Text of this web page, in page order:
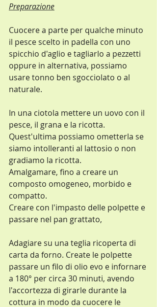
Preparazione
Cuocere a parte per qualche minuto
il pesce scelto in padella con uno
spicchio d'aglio e tagliarlo a pezzetti
oppure in alternativa, possiamo
usare tonno ben sgocciolato o al
naturale.
In una ciotola mettere un uovo con il
pesce, il grana e la ricotta.
Quest'ultima possiamo ometterla se
siamo intolleranti al lattosio o non
gradiamo la ricotta.
Amalgamare, fino a creare un
composto omogeneo, morbido e
compatto.
Creare con l'impasto delle polpette e
passare nel pan grattato,
Adagiare su una teglia ricoperta di
carta da forno. Create le polpette
passare un filo di olio evo e infornare
a 180° per circa 30 minuti, avendo
l'accortezza di girarle durante la
cottura in modo da cuocere le